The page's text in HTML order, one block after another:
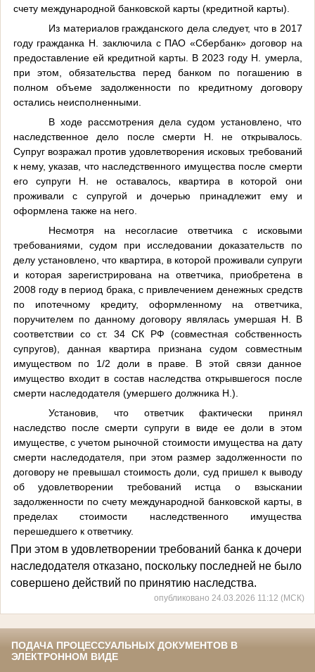
счету международной банковской карты (кредитной карты).
Из материалов гражданского дела следует, что в 2017
году гражданка Н. заключила с ПАО «Сбербанк» договор на
предоставление ей кредитной карты. В 2023 году Н. умерла,
при этом, обязательства перед банком по погашению в
полном объеме задолженности по кредитному договору
остались неисполненными.
В ходе рассмотрения дела судом установлено, что
наследственное дело после смерти Н. не открывалось.
Супруг возражал против удовлетворения исковых требований
к нему, указав, что наследственного имущества после смерти
его супруги Н. не оставалось, квартира в которой они
проживали с супругой и дочерью принадлежит ему и
оформлена также на него.
Несмотря на несогласие ответчика с исковыми
требованиями, судом при исследовании доказательств по
делу установлено, что квартира, в которой проживали супруги
и которая зарегистрирована на ответчика, приобретена в
2008 году в период брака, с привлечением денежных средств
по ипотечному кредиту, оформленному на ответчика,
поручителем по данному договору являлась умершая Н. В
соответствии со ст. 34 СК РФ (совместная собственность
супругов), данная квартира признана судом совместным
имуществом по 1/2 доли в праве. В этой связи данное
имущество входит в состав наследства открывшегося после
смерти наследодателя (умершего должника Н.).
Установив, что ответчик фактически принял
наследство после смерти супруги в виде ее доли в этом
имуществе, с учетом рыночной стоимости имущества на дату
смерти наследодателя, при этом размер задолженности по
договору не превышал стоимость доли, суд пришел к выводу
об удовлетворении требований истца о взыскании
задолженности по счету международной банковской карты, в
пределах стоимости наследственного имущества
перешедшего к ответчику.
При этом в удовлетворении требований банка к дочери
наследодателя отказано, поскольку последней не было
совершено действий по принятию наследства.
опубликовано 24.03.2026 11:12 (МСК)
ПОДАЧА ПРОЦЕССУАЛЬНЫХ ДОКУМЕНТОВ В
ЭЛЕКТРОННОМ ВИДЕ